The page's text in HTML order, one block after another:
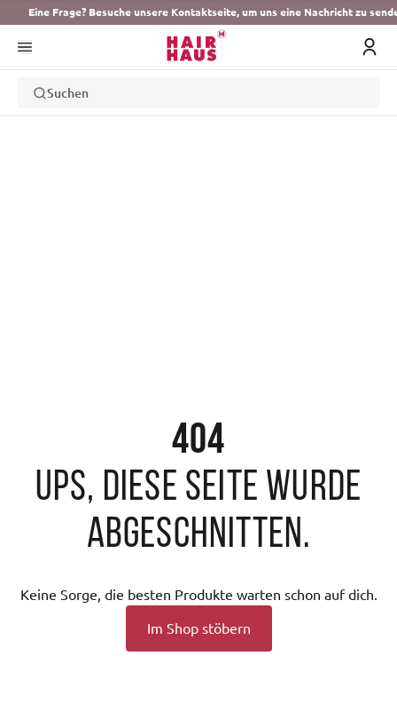
Eine Frage? Besuche unsere Kontaktseite, um uns eine Nachricht zu
Suchen
404
Ups, diese Seite wurde
abgeschnitten.
Keine Sorge, die besten Produkte warten schon auf dich.
Im Shop stöbern